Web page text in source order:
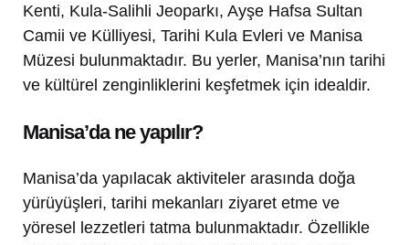
Kenti, Kula-Salihli Jeoparkı, Ayşe Hafsa Sultan
Camii ve Külliyesi, Tarihi Kula Evleri ve Manisa
Müzesi bulunmaktadır. Bu yerler, Manisa’nın tarihi
ve kültürel zenginliklerini keşfetmek için idealdir.
Manisa’da ne yapılır?
Manisa’da yapılacak aktiviteler arasında doğa
yürüyüşleri, tarihi mekanları ziyaret etme ve
yöresel lezzetleri tatma bulunmaktadır. Özellikle